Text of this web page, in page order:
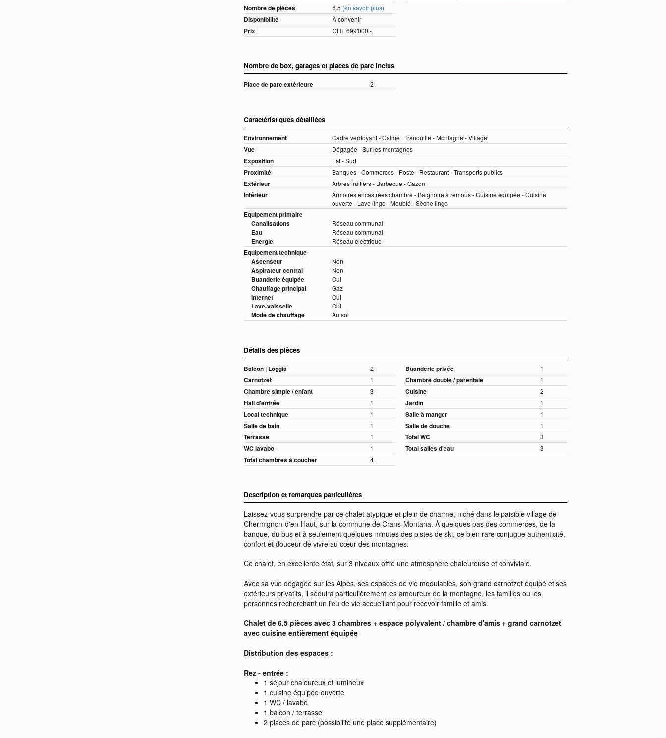
Nombre de pièces 6.5 (en savoir plus)
Disponibilité À convenir
Prix CHF 699'000.-
Nombre de box, garages et places de parc inclus
Place de parc extérieure 2
Caractéristiques détaillées
Environnement Cadre verdoyant - Calme | Tranquille - Montagne - Village
Vue Dégagée - Sur les montagnes
Exposition Est - Sud
Proximité Banques - Commerces - Poste - Restaurant - Transports publics
Extérieur Arbres fruitiers - Barbecue - Gazon
Intérieur
Armoires encastrées chambre - Baignoire à remous - Cuisine équipée - Cuisine
ouverte - Lave linge - Meublé - Sèche linge
Equipement primaire
Canalisations
Réseau communal
Eau Réseau communal
Energie Réseau électrique
Equipement technique
Ascenseur
Non
Aspirateur central Non
Buanderie équipée Oui
Chauffage principal Gaz
Internet Oui
Lave-vaisselle Oui
Mode de chauffage Au sol
Détails des pièces
Balcon | Loggia 2 Buanderie privée 1
Carnotzet 1 Chambre double / parentale 1
Chambre simple / enfant 3 Cuisine 2
Hall d'entrée 1 Jardin 1
Local technique 1 Salle à manger 1
Salle de bain 1 Salle de douche 1
Terrasse 1 Total WC 3
WC lavabo 1 Total salles d'eau 3
Total chambres à coucher 4
Description et remarques particulières
Laissez-vous surprendre par ce chalet atypique et plein de charme, niché dans le paisible village de
Chermignon-d'en-Haut, sur la commune de Crans-Montana. À quelques pas des commerces, de la
banque, du bus et à seulement quelques minutes des pistes de ski, ce bien rare conjugue authenticité,
confort et douceur de vivre au cœur des montagnes.
Ce chalet, en excellente état, sur 3 niveaux offre une atmosphère chaleureuse et conviviale.
Avec sa vue dégagée sur les Alpes, ses espaces de vie modulables, son grand carnotzet équipé et ses
extérieurs privatifs, il séduira particulièrement les amoureux de la montagne, les familles ou les
personnes recherchant un lieu de vie accueillant pour recevoir famille et amis.
Chalet de 6.5 pièces avec 3 chambres + espace polyvalent / chambre d'amis + grand carnotzet
avec cuisine entièrement équipée
Distribution des espaces :
Rez - entrée :
1 séjour chaleureux et lumineux
1 cuisine équipée ouverte
1 WC / lavabo
1 balcon / terrasse
2 places de parc (possibilité une place supplémentaire)